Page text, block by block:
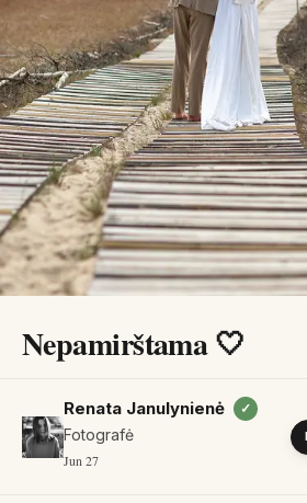
Nepamirštama 🤍
Renata Janulynienė ✓
Fotografė
Jun 27